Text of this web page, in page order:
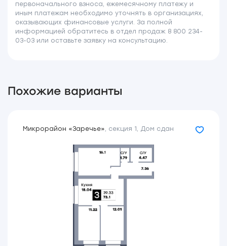
первоначального взноса, ежемесячному платежу и
иным платежам необходимо уточнять в организациях,
оказывающих финансовые услуги. За полной
информацией обратитесь в отдел продаж 8 800 234-
03-03 или оставьте заявку на консультацию.
Похожие варианты
Микрорайон «Заречье», секция 1 , Дом сдан